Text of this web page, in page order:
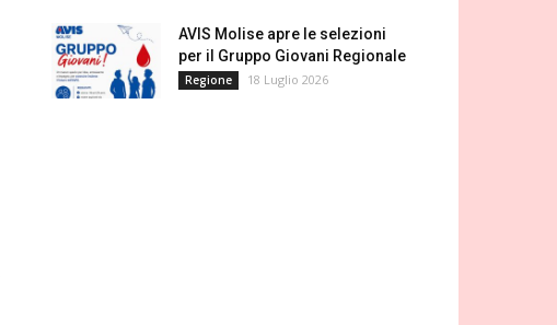
AVIS Molise apre le selezioni
per il Gruppo Giovani Regionale
Regione 18 Luglio 2026